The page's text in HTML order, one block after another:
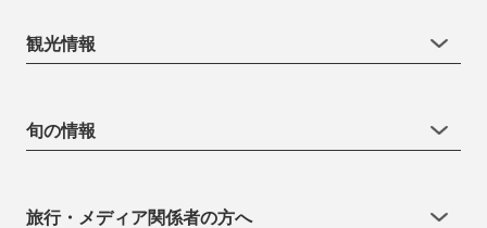
観光情報
旬の情報
旅行・メディア関係者の方へ